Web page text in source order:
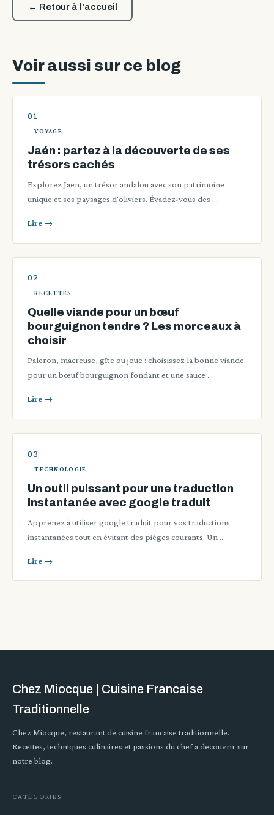
← Retour à l'accueil
Voir aussi sur ce blog
VOYAGE
Jaén : partez à la découverte de ses
trésors cachés
Explorez Jaen, un trésor andalou avec son patrimoine
unique et ses paysages d'oliviers. Évadez-vous des …
Lire →
RECETTES
Quelle viande pour un bœuf
bourguignon tendre ? Les morceaux à
choisir
Paleron, macreuse, gîte ou joue : choisissez la bonne viande
pour un bœuf bourguignon fondant et une sauce …
Lire →
TECHNOLOGIE
Un outil puissant pour une traduction
instantanée avec google traduit
Apprenez à utiliser google traduit pour vos traductions
instantanées tout en évitant des pièges courants. Un …
Lire →
Chez Miocque | Cuisine Francaise
Traditionnelle
Chez Miocque, restaurant de cuisine francaise traditionnelle.
Recettes, techniques culinaires et passions du chef a decouvrir sur
notre blog.
CATÉGORIES